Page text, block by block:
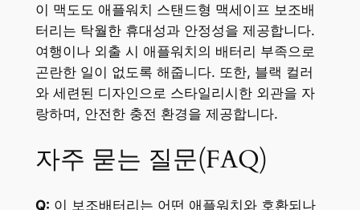
이 맥도도 애플워치 스탠드형 맥세이프 보조배
터리는 탁월한 휴대성과 안정성을 제공합니다.
여행이나 외출 시 애플워치의 배터리 부족으로
곤란한 일이 없도록 해줍니다. 또한, 블랙 컬러
와 세련된 디자인으로 스타일리시한 외관을 자
랑하며, 안전한 충전 환경을 제공합니다.
자주 묻는 질문(FAQ)
Q: 이 보조배터리는 어떤 애플워치와 호환되나